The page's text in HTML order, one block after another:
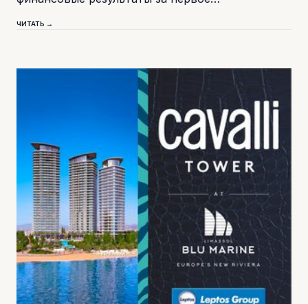
ЧИТАТЬ →